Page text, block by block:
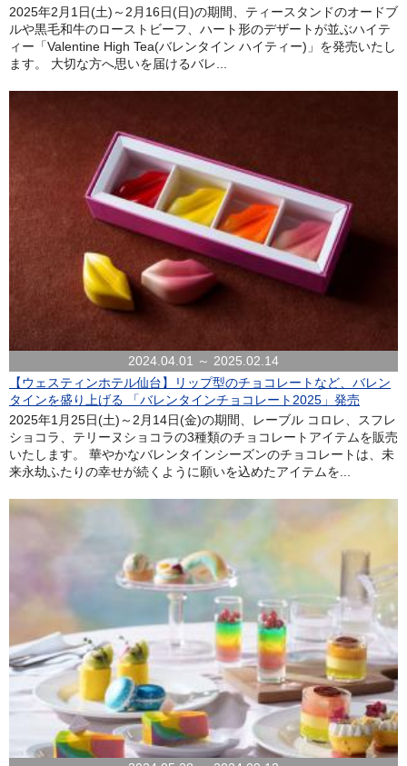
2025年2月1日(土)～2月16日(日)の期間、ティースタンドのオードブ
ルや黒毛和牛のローストビーフ、ハート形のデザートが並ぶハイテ
ィー「Valentine High Tea(バレンタイン ハイティー)」を発売いたし
ます。 大切な方へ思いを届けるバレ...
2024.04.01 ～ 2025.02.14
【ウェスティンホテル仙台】リップ型のチョコレートなど、バレン
タインを盛り上げる 「バレンタインチョコレート2025」発売
2025年1月25日(土)～2月14日(金)の期間、レーブル コロレ、スフレ
ショコラ、テリーヌショコラの3種類のチョコレートアイテムを販売
いたします。 華やかなバレンタインシーズンのチョコレートは、未
来永劫ふたりの幸せが続くように願いを込めたアイテムを...